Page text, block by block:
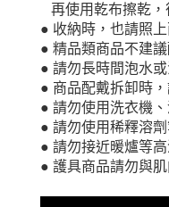
再使用乾布擦乾，
● 收納時，也請照
● 精品類商品不建
● 請勿長時間泡水
● 商品配戴拆卸時
● 請勿使用洗衣機
● 請勿使用稀釋溶
● 請勿接近暖爐等高
● 護具商品請勿與